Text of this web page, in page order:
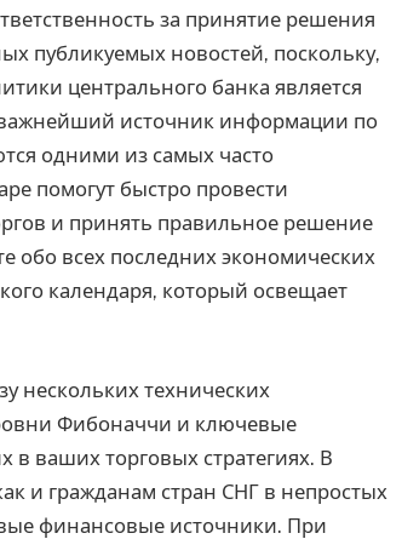
за принятие решения
публикуемых новостей, поскольку,
центрального банка является
важнейший источник информации по
одними из самых часто
помогут быстро провести
и принять правильное решение
обо всех последних экономических
календаря, который освещает
нескольких технических
Фибоначчи и ключевые
в ваших торговых стратегиях. В
и гражданам стран СНГ в непростых
финансовые источники. При